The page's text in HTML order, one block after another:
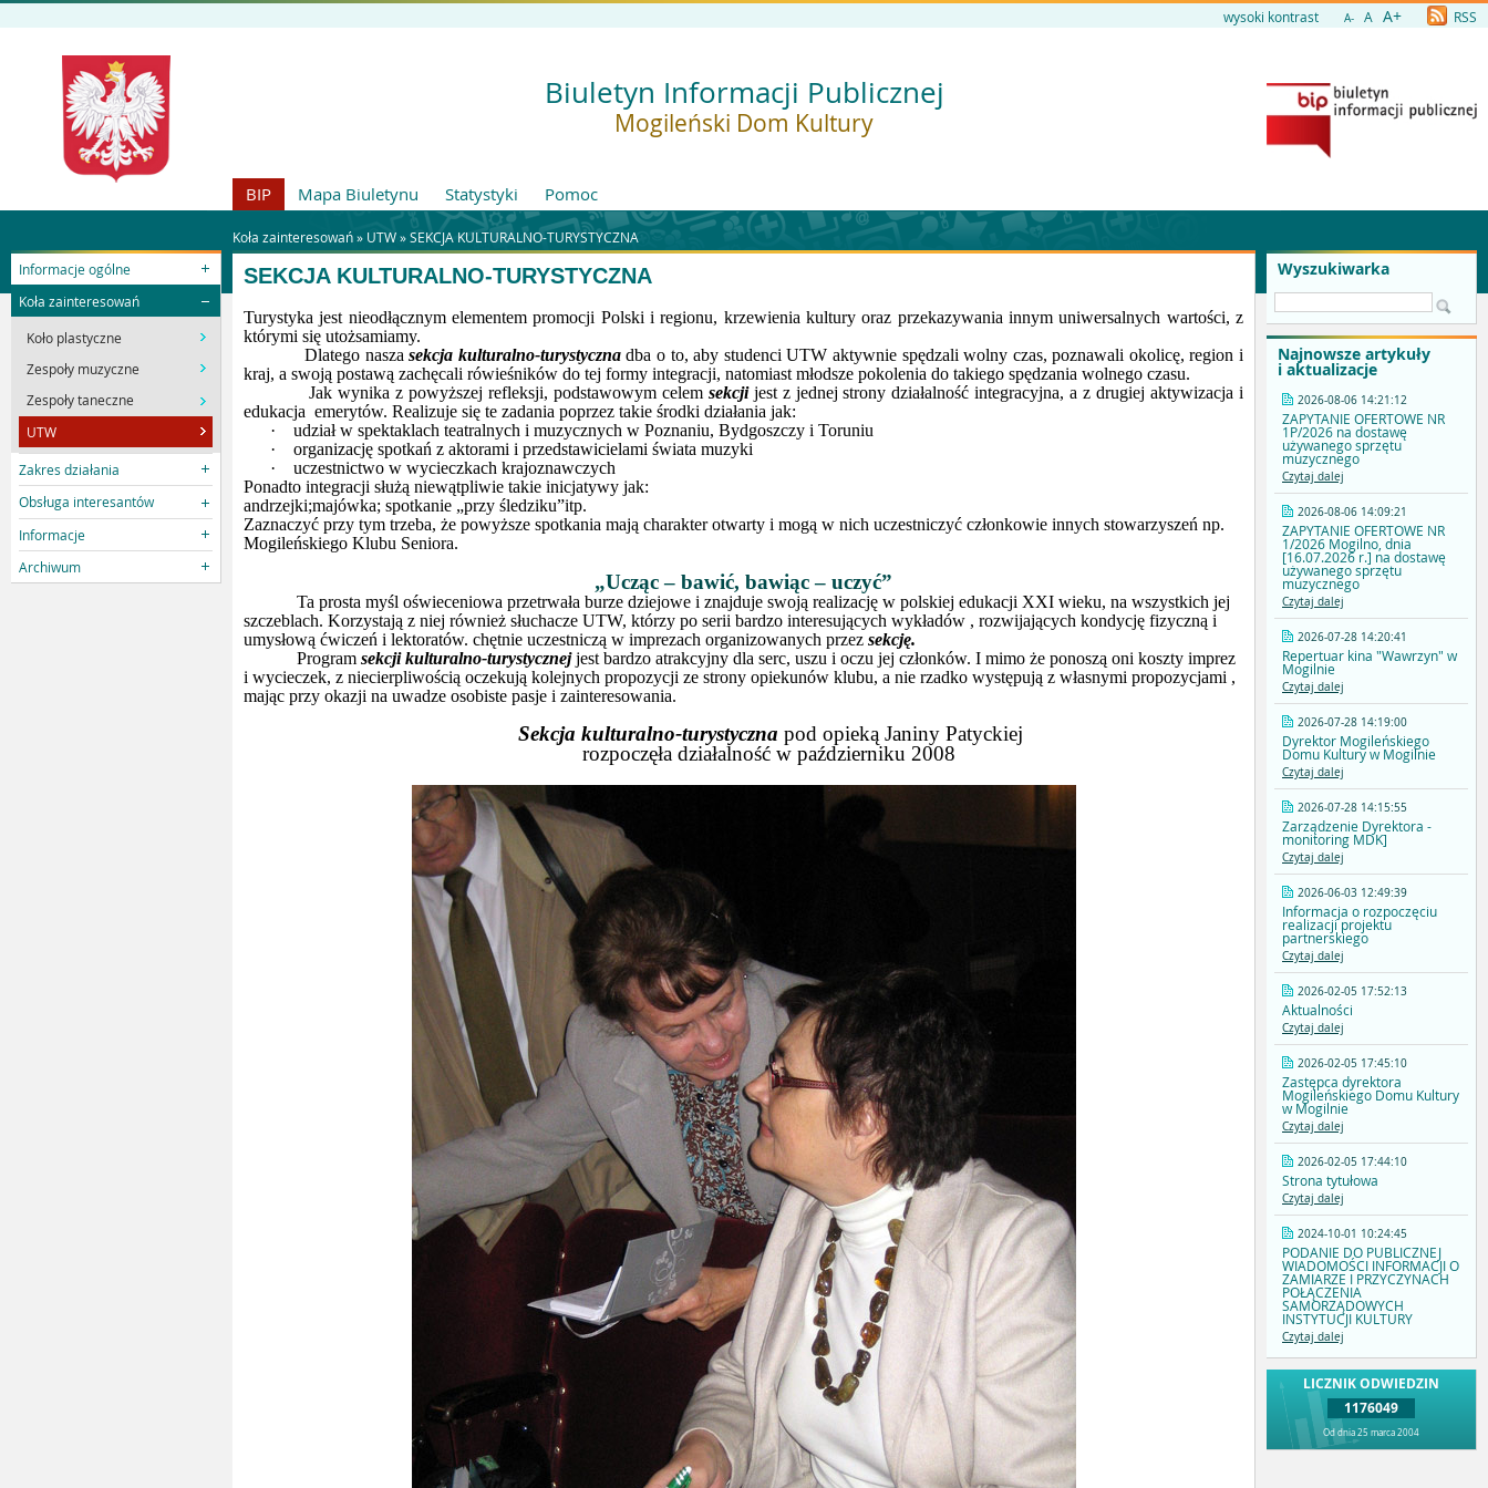
wysoki kontrast A- A A+ RSS
Biuletyn Informacji Publicznej
Mogileński Dom Kultury
BIP Mapa Biuletynu Statystyki Pomoc
Koła zainteresowań » UTW»SEKCJA KULTURALNO-TURYSTYCZNA
Informacje ogólne
Koła zainteresowań
Koło plastyczne
Zespoły muzyczne
Zespoły taneczne
UTW
Zakres działania
Obsługa interesantów
Informacje
Archiwum
Wyszukiwarka
Najnowsze artykuły
i aktualizacje
2026-08-06 14:21:12
ZAPYTANIE OFERTOWE NR
1P/2026 na dostawę
używanego sprzętu
muzycznego
Czytaj dalej
2026-08-06 14:09:21
ZAPYTANIE OFERTOWE NR
1/2026 Mogilno, dnia
[16.07.2026 r.] na dostawę
używanego sprzętu
muzycznego
Czytaj dalej
2026-07-28 14:20:41
Repertuar kina "Wawrzyn" w
Mogilnie
Czytaj dalej
2026-07-28 14:19:00
Dyrektor Mogileńskiego
Domu Kultury w Mogilnie
Czytaj dalej
2026-07-28 14:15:55
Zarządzenie Dyrektora -
monitoring MDK]
Czytaj dalej
2026-06-03 12:49:39
Informacja o rozpoczęciu
realizacji projektu
partnerskiego
Czytaj dalej
2026-02-05 17:52:13
Aktualności
Czytaj dalej
2026-02-05 17:45:10
Zastępca dyrektora
Mogileńskiego Domu Kultury
w Mogilnie
Czytaj dalej
2026-02-05 17:44:10
Strona tytułowa
Czytaj dalej
2024-10-01 10:24:45
PODANIE DO PUBLICZNEJ
WIADOMOŚCI INFORMACJI O
ZAMIARZE I PRZYCZYNACH
POŁĄCZENIA
SAMORZĄDOWYCH
INSTYTUCJI KULTURY
Czytaj dalej
LICZNIK ODWIEDZIN
1176049
Od dnia 25 marca 2004
SEKCJA KULTURALNO-TURYSTYCZNA
Turystyka jest nieodłącznym elementem promocji Polski i regionu, krzewienia kultury oraz przekazywania innym uniwersalnych wartości, z
którymi się utożsamiamy.
Dlatego naszasekcja kulturalno-turystycznadba o to, aby studenci UTW aktywnie spędzali wolny czas, poznawali okolicę, region i
kraj, a swoją postawą zachęcali rówieśników do tej formy integracji, natomiast młodsze pokolenia do takiego spędzania wolnego czasu.
Jak wynika z powyższej refleksji, podstawowym celem sekcji jest z jednej strony działalność integracyjna, a z drugiej aktywizacja i
edukacja emerytów. Realizuje się te zadania poprzez takie środki działania jak:
·
udział w spektaklach teatralnych i muzycznych w Poznaniu, Bydgoszczy i Toruniu
·
organizację spotkań z aktorami i przedstawicielami świata muzyki
·
uczestnictwo w wycieczkach krajoznawczych
Ponadto integracji służą niewątpliwie takie inicjatywy jak:
andrzejki;majówka; spotkanie „przy śledziku”itp.
Zaznaczyć przy tym trzeba, że powyższe spotkania mają charakter otwarty i mogą w nich uczestniczyć członkowie innych stowarzyszeń np.
Mogileńskiego Klubu Seniora.
„Ucząc – bawić, bawiąc – uczyć”
Ta prosta myśl oświeceniowa przetrwała burze dziejowe i znajduje swoją realizację w polskiej edukacji XXI wieku, na wszystkich jej
szczeblach. Korzystają z niej również słuchacze UTW, którzy po serii bardzo interesujących wykładów , rozwijających kondycję fizyczną i
umysłową ćwiczeń i lektoratów. chętnie uczestniczą w imprezach organizowanych przez sekcję.
Program sekcji kulturalno-turystycznejjest bardzo atrakcyjny dla serc, uszu i oczu jej członków. I mimo że ponoszą oni koszty imprez
i wycieczek, z niecierpliwością oczekują kolejnych propozycji ze strony opiekunów klubu, a nie rzadko występują z własnymi propozycjami ,
mając przy okazji na uwadze osobiste pasje i zainteresowania.
Sekcja kulturalno-turystyczna pod opieką Janiny Patyckiej
rozpoczęła działalność w październiku 2008